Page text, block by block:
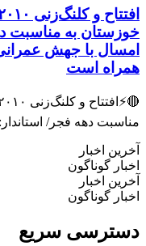
به مناسبت دهه
با جهش عمرانی و
است
دهه فجر/ استاندار:
اخبار
گوناگون
اخبار
گوناگون
سریع